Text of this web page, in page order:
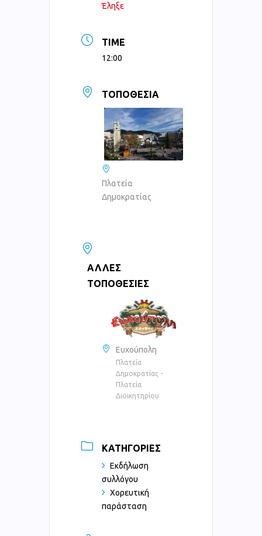
Έληξε
TIME
12:00
ΤΟΠΟΘΕΣΊΑ
Πλατεία
Δημοκρατίας
ΆΛΛΕΣ
ΤΟΠΟΘΕΣΊΕΣ
Ευχούπολη
Πλατεία
Δημοκρατίας -
Πλατεία
Διοικητηρίου
ΚΑΤΗΓΟΡΊΕΣ
Εκδήλωση
συλλόγου
Χορευτική
παράσταση